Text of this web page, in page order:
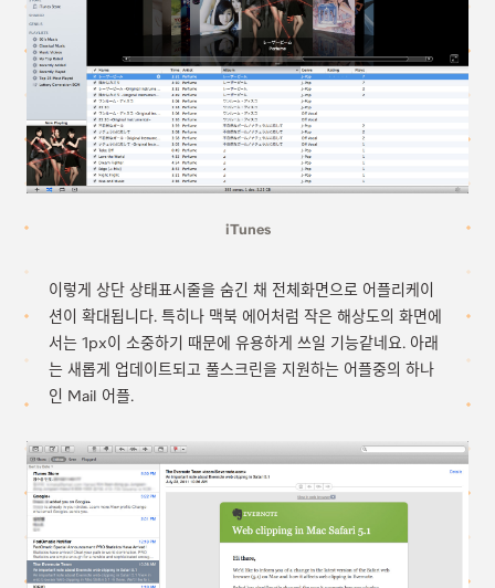
iTunes
이렇게 상단 상태표시줄을 숨긴 채 전체화면으로 어플리케이
션이 확대됩니다. 특히나 맥북 에어처럼 작은 해상도의 화면에
서는 1px이 소중하기 때문에 유용하게 쓰일 기능같네요. 아래
는 새롭게 업데이트되고 풀스크린을 지원하는 어플중의 하나
인 Mail 어플.